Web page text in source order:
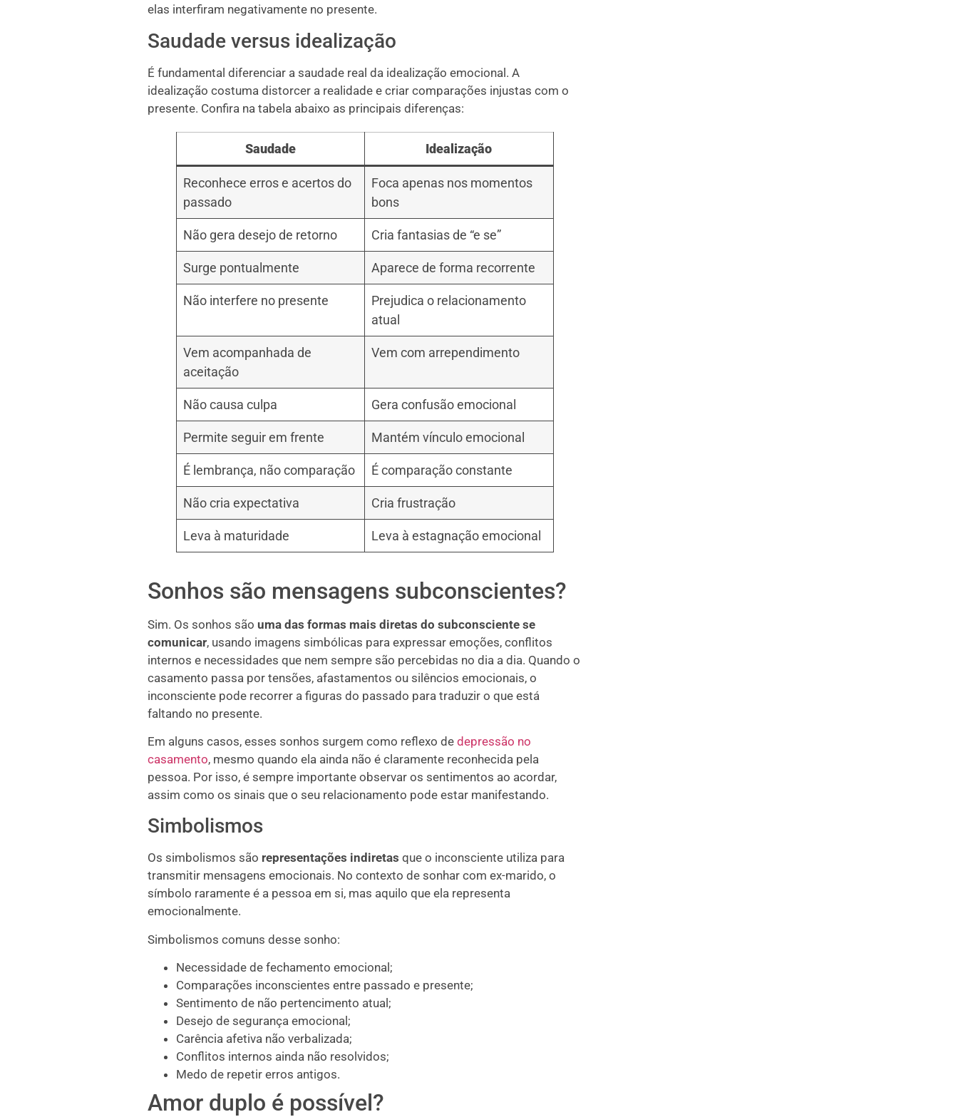
elas interfiram negativamente no presente.
Saudade versus idealização
É fundamental diferenciar a saudade real da idealização emocional. A
idealização costuma distorcer a realidade e criar comparações injustas com o
presente. Confira na tabela abaixo as principais diferenças:
Saudade Idealização
Reconhece erros e acertos do
passado
Foca apenas nos momentos
bons
Não gera desejo de retorno Cria fantasias de “e se”
Surge pontualmente Aparece de forma recorrente
Não interfere no presente
Prejudica o relacionamento
atual
Vem acompanhada de
aceitação
Vem com arrependimento
Não causa culpa Gera confusão emocional
Permite seguir em frente Mantém vínculo emocional
É lembrança, não comparação É comparação constante
Não cria expectativa Cria frustração
Leva à maturidade Leva à estagnação emocional
Sonhos são mensagens subconscientes?
Sim. Os sonhos são uma das formas mais diretas do subconsciente se
comunicar, usando imagens simbólicas para expressar emoções, conflitos
internos e necessidades que nem sempre são percebidas no dia a dia. Quando o
casamento passa por tensões, afastamentos ou silêncios emocionais, o
inconsciente pode recorrer a figuras do passado para traduzir o que está
faltando no presente.
Em alguns casos, esses sonhos surgem como reflexo de depressão no
casamento, mesmo quando ela ainda não é claramente reconhecida pela
pessoa. Por isso, é sempre importante observar os sentimentos ao acordar,
assim como os sinais que o seu relacionamento pode estar manifestando.
Simbolismos
Os simbolismos são representações indiretas que o inconsciente utiliza para
transmitir mensagens emocionais. No contexto de sonhar com ex-marido, o
símbolo raramente é a pessoa em si, mas aquilo que ela representa
emocionalmente.
Simbolismos comuns desse sonho:
Necessidade de fechamento emocional;
Comparações inconscientes entre passado e presente;
Sentimento de não pertencimento atual;
Desejo de segurança emocional;
Carência afetiva não verbalizada;
Conflitos internos ainda não resolvidos;
Medo de repetir erros antigos.
Amor duplo é possível?